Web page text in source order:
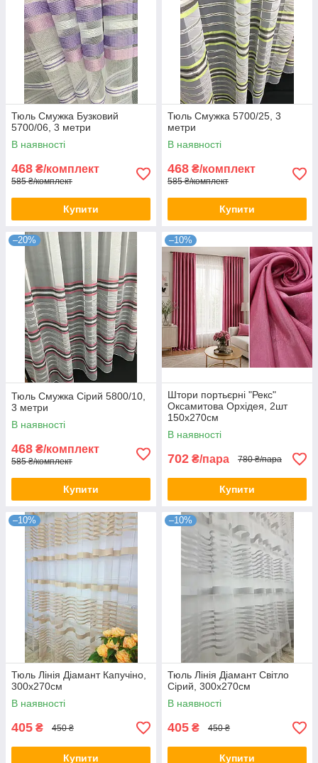
Тюль Смужка Бузковий
5700/06, 3 метри
В наявності
468 ₴/комплект
585 ₴/комплект
Купити
Тюль Смужка 5700/25, 3
метри
В наявності
468 ₴/комплект
585 ₴/комплект
Купити
–20%
Тюль Смужка Сірий 5800/10,
3 метри
В наявності
468 ₴/комплект
585 ₴/комплект
Купити
–10%
Штори портьєрні "Рекс"
Оксамитова Орхідея, 2шт
150х270см
В наявності
702 ₴/пара 780 ₴/пара
Купити
–10%
Тюль Лінія Діамант Капучіно,
300х270см
В наявності
405 ₴ 450 ₴
Купити
–10%
Тюль Лінія Діамант Світло
Сірий, 300х270см
В наявності
405 ₴ 450 ₴
Купити